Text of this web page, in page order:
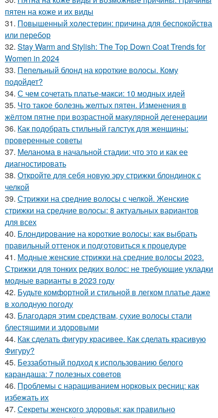
пятен на коже и их виды
31. Повышенный холестерин: причина для беспокойства
или перебор
32. Stay Warm and Stylish: The Top Down Coat Trends for
Women in 2024
33. Пепельный блонд на короткие волосы. Кому
подойдет?
34. С чем сочетать платье-макси: 10 модных идей
35. Что такое болезнь желтых пятен. Изменения в
жёлтом пятне при возрастной макулярной дегенерации
36. Как подобрать стильный галстук для женщины:
проверенные советы
37. Меланома в начальной стадии: что это и как ее
диагностировать
38. Откройте для себя новую эру стрижки блондинок с
челкой
39. Стрижки на средние волосы с челкой. Женские
стрижки на средние волосы: 8 актуальных вариантов
для всех
40. Блондирование на короткие волосы: как выбрать
правильный оттенок и подготовиться к процедуре
41. Модные женские стрижки на средние волосы 2023.
Стрижки для тонких редких волос: не требующие укладки
модные варианты в 2023 году
42. Будьте комфортной и стильной в легком платье даже
в холодную погоду
43. Благодаря этим средствам, сухие волосы стали
блестящими и здоровыми
44. Как сделать фигуру красивее. Как сделать красивую
Фигуру?
45. Беззаботный подход к использованию белого
карандаша: 7 полезных советов
46. Проблемы с наращиванием норковых ресниц: как
избежать их
47. Секреты женского здоровья: как правильно